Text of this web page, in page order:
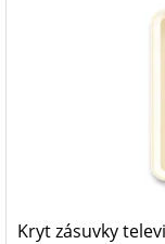
Kryt zásuvky